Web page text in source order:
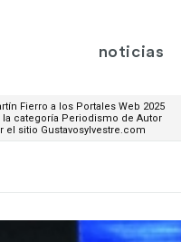
noticias
Fierro a los Portales Web 2025
la categoría Periodismo de Autor
el sitio Gustavosylvestre.com